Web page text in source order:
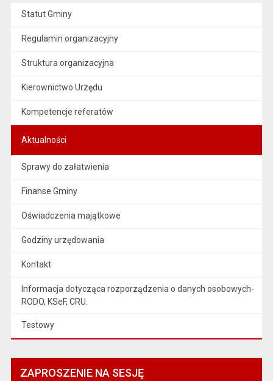
Statut Gminy
Regulamin organizacyjny
Struktura organizacyjna
Kierownictwo Urzędu
Kompetencje referatów
Aktualności
Sprawy do załatwienia
Finanse Gminy
Oświadczenia majątkowe
Godziny urzędowania
Kontakt
Informacja dotycząca rozporządzenia o danych osobowych-
RODO, KSeF, CRU.
Testowy
ZAPROSZENIE NA SESJĘ